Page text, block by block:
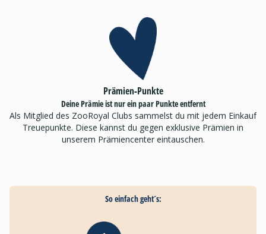
Prämien-Punkte
Deine Prämie ist nur ein paar Punkte entfernt
Als Mitglied des ZooRoyal Clubs sammelst du mit jedem Einkauf
Treuepunkte. Diese kannst du gegen exklusive Prämien in
unserem Prämiencenter eintauschen.
So einfach geht´s: